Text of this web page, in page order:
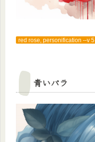
red rose, personification --v 5
青いバラ